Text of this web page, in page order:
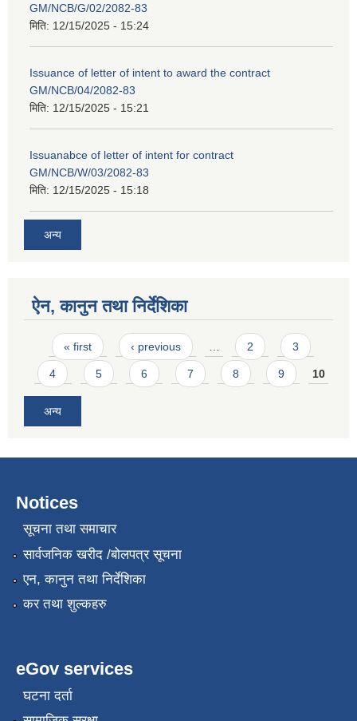
GM/NCB/G/02/2082-83
मिति: 12/15/2025 - 15:24
Issuance of letter of intent to award the contract
GM/NCB/04/2082-83
मिति: 12/15/2025 - 15:21
Issuanabce of letter of intent for contract
GM/NCB/W/03/2082-83
मिति: 12/15/2025 - 15:18
अन्य
ऐन, कानुन तथा निर्देशिका
Pages
« first ‹ previous … 2 3
4 5 6 7 8 9 10
अन्य
Notices
सूचना तथा समाचार
सार्वजनिक खरीद /बोलपत्र सूचना
एन, कानुन तथा निर्देशिका
कर तथा शुल्कहरु
eGov services
घटना दर्ता